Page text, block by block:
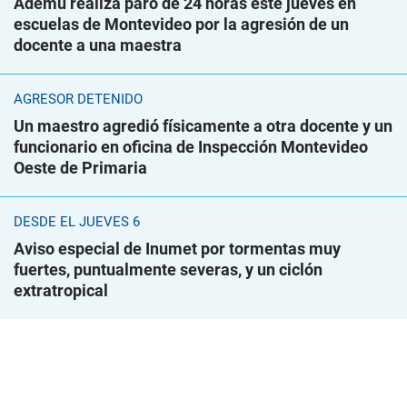
escuelas de Montevideo por la agresión de un
docente a una maestra
AGRESOR DETENIDO
Un maestro agredió físicamente a otra docente y un
funcionario en oficina de Inspección Montevideo
Oeste de Primaria
DESDE EL JUEVES 6
Aviso especial de Inumet por tormentas muy
fuertes, puntualmente severas, y un ciclón
extratropical